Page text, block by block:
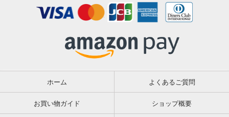
ホーム よくあるご質問
お買い物ガイド ショップ概要